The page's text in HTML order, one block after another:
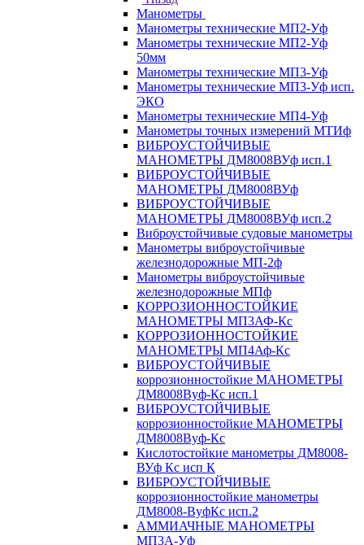
Манометры
Манометры технические МП2-Уф
Манометры технические МП2-Уф
50мм
Манометры технические МП3-Уф
Манометры технические МП3-Уф исп.
ЭКО
Манометры технические МП4-Уф
Манометры точных измерений МТИф
ВИБРОУСТОЙЧИВЫЕ
МАНОМЕТРЫ ДМ8008ВУф исп.1
ВИБРОУСТОЙЧИВЫЕ
МАНОМЕТРЫ ДМ8008ВУф
ВИБРОУСТОЙЧИВЫЕ
МАНОМЕТРЫ ДМ8008ВУф исп.2
Виброустойчивые судовые манометры
Манометры виброустойчивые
железнодорожные МП-2ф
Манометры виброустойчивые
железнодорожные МПф
КОРРОЗИОННОСТОЙКИЕ
МАНОМЕТРЫ МП3АФ-Кс
КОРРОЗИОННОСТОЙКИЕ
МАНОМЕТРЫ МП4Аф-Кс
ВИБРОУСТОЙЧИВЫЕ
коррозионностойкие МАНОМЕТРЫ
ДМ8008Вуф-Кс исп.1
ВИБРОУСТОЙЧИВЫЕ
коррозионностойкие МАНОМЕТРЫ
ДМ8008Вуф-Кс
Кислотостойкие манометры ДМ8008-
ВУф Кс исп К
ВИБРОУСТОЙЧИВЫЕ
коррозионностойкие манометры
ДМ8008-ВуфКс исп.2
АММИАЧНЫЕ МАНОМЕТРЫ
МП3А-Уф